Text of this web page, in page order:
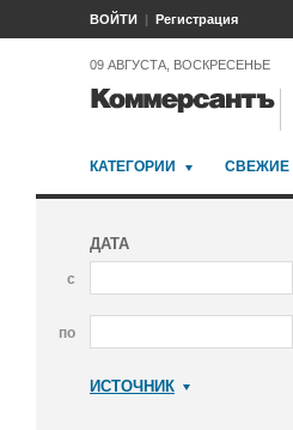
ВОЙТИ Регистрация
09 АВГУСТА, ВОСКРЕСЕНЬЕ
КАТЕГОРИИ СВЕЖИЕ
ДАТА
с
по
ИСТОЧНИК